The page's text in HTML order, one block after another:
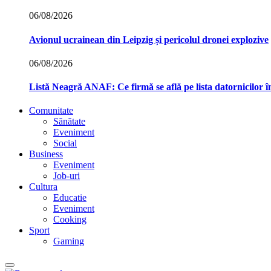
06/08/2026
Avionul ucrainean din Leipzig și pericolul dronei explozive
06/08/2026
Listă Neagră ANAF: Ce firmă se află pe lista datornicilor
Comunitate
Sănătate
Eveniment
Social
Business
Eveniment
Job-uri
Cultura
Educatie
Eveniment
Cooking
Sport
Gaming